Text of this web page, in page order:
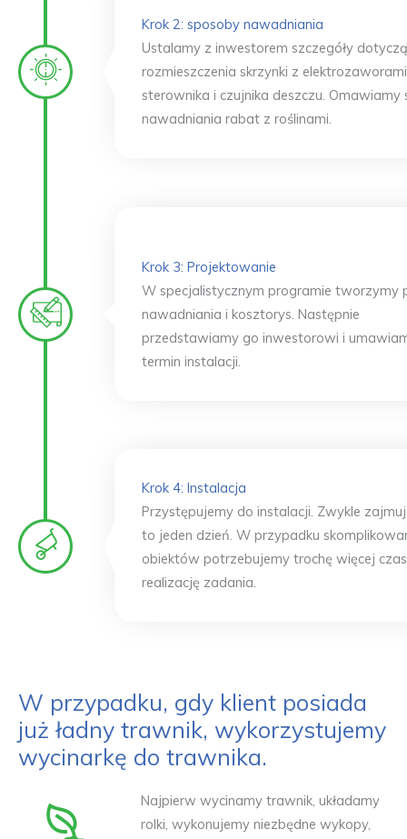
Krok 2: sposoby nawadniania
Ustalamy z inwestorem szczegóły
rozmieszczenia skrzynki z
sterownika i czujnika deszczu. Omawiamy
nawadniania rabat z roślinami.
Krok 3: Projektowanie
W specjalistycznym programie tworzymy
nawadniania i kosztorys. Następnie
przedstawiamy go inwestorowi i
termin instalacji.
Krok 4: Instalacja
Przystępujemy do instalacji. Zwykle
to jeden dzień. W przypadku
obiektów potrzebujemy trochę więcej
realizację zadania.
W przypadku, gdy klient posiada
już ładny trawnik, wykorzystujemy
wycinarkę do trawnika.
Najpierw wycinamy trawnik, układamy
rolki, wykonujemy niezbędne wykopy,